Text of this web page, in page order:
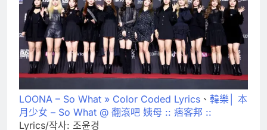
LOONA – So What » Color Coded Lyrics 、 韓樂│ 本
月少女 – So What @ 翻滾吧 姨母 :: 痞客邦 ::
Lyrics/작사: 조윤경